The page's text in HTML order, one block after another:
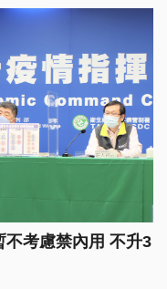
不考慮禁內用 不升3